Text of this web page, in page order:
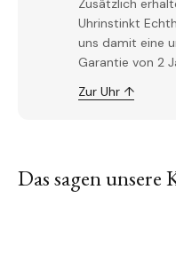
Zusätzlich
Uhrinstinkt
uns damit eine
Garantie von 2
Zur Uhr ↑
Das sagen unsere